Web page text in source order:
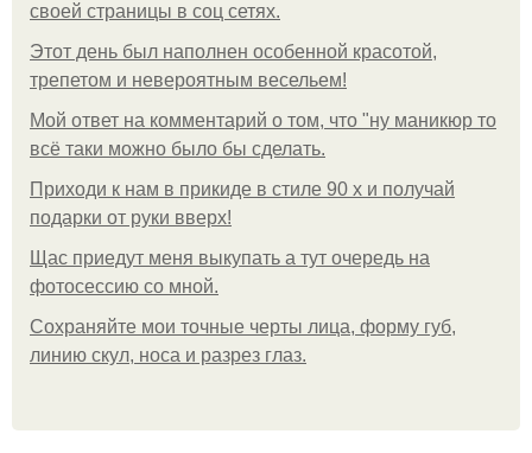
своей страницы в соц сетях.
Этот день был наполнен особенной красотой,
трепетом и невероятным весельем!
Мой ответ на комментарий о том, что "ну маникюр то
всё таки можно было бы сделать.
Приходи к нам в прикиде в стиле 90 х и получай
подарки от руки вверх!
Щас приедут меня выкупать а тут очередь на
фотосессию со мной.
Сохраняйте мои точные черты лица, форму губ,
линию скул, носа и разрез глаз.